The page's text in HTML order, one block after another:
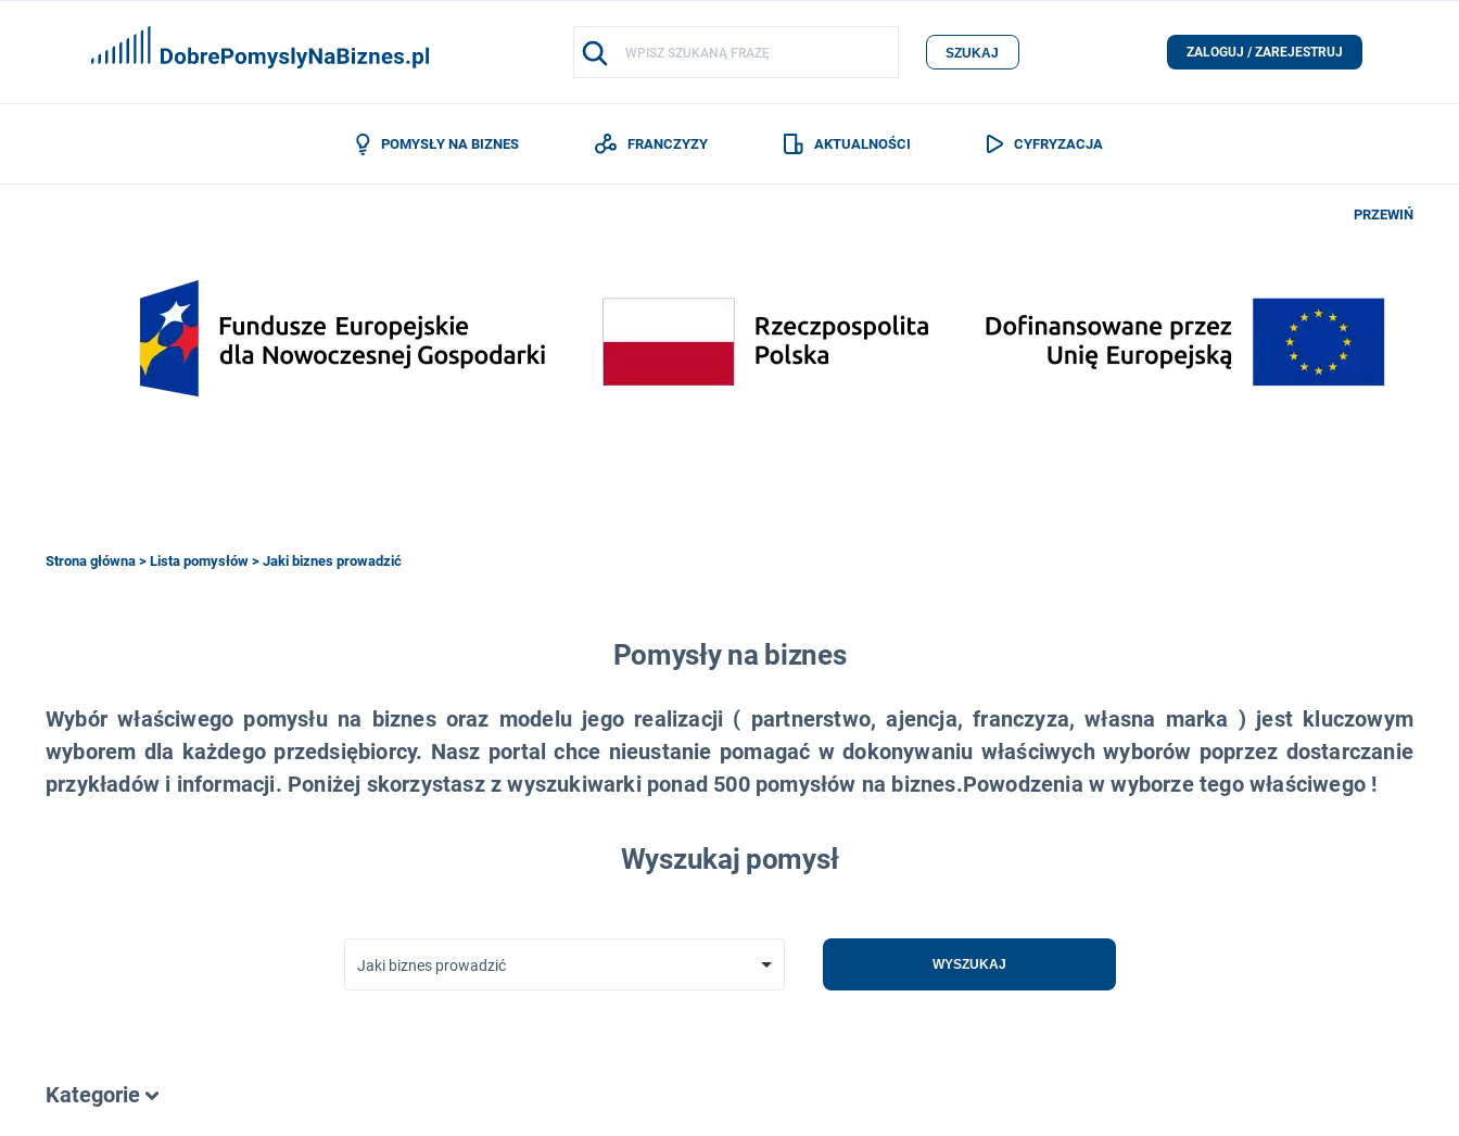
SZUKAJ ZALOGUJ / ZAREJESTRUJ
POMYSŁY NA BIZNES FRANCZYZY AKTUALNOŚCI CYFRYZACJA
PRZEWIŃ
Strona główna > Lista pomysłów > Jaki biznes prowadzić
Pomysły na biznes
Wybór właściwego pomysłu na biznes oraz modelu jego realizacji ( partnerstwo, ajencja, franczyza, własna marka ) jest kluczowym
wyborem dla każdego przedsiębiorcy. Nasz portal chce nieustanie pomagać w dokonywaniu właściwych wyborów poprzez dostarczanie
przykładów i informacji. Poniżej skorzystasz z wyszukiwarki ponad 500 pomysłów na biznes.Powodzenia w wyborze tego właściwego !
Wyszukaj pomysł
Jaki biznes prowadzić WYSZUKAJ
Kategorie